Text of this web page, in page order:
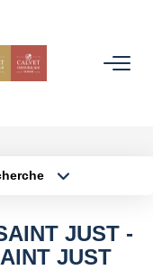
JUST -
JUST